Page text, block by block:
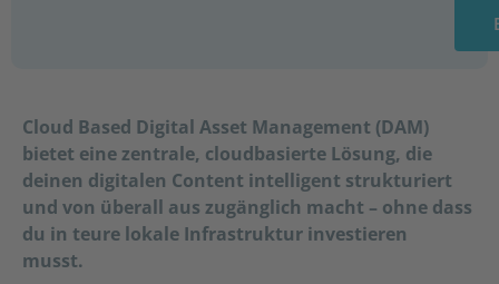
Cloud Based Digital Asset Management (DAM)
bietet eine zentrale, cloudbasierte Lösung, die
deinen digitalen Content intelligent strukturiert
und von überall aus zugänglich macht – ohne dass
du in teure lokale Infrastruktur investieren
musst.